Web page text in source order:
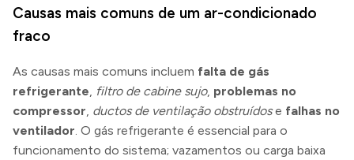
Causas mais comuns de um ar-condicionado
fraco
As causas mais comuns incluem falta de gás
refrigerante, filtro de cabine sujo, problemas no
compressor, ductos de ventilação obstruídose falhas no
ventilador. O gás refrigerante é essencial para o
funcionamento do sistema; vazamentos ou carga baixa